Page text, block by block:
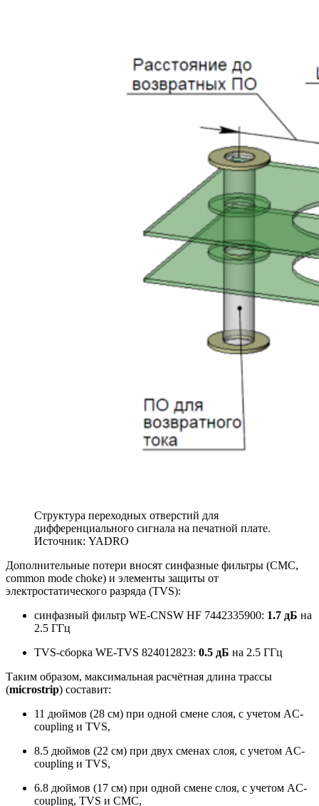
Структура переходных отверстий для
дифференциального сигнала на печатной плате.
Источник: YADRO
Дополнительные потери вносят синфазные фильтры (CMC,
common mode choke) и элементы защиты от
электростатического разряда (TVS):
синфазный фильтр WE-CNSW HF 7442335900: 1.7 дБ на
2.5 ГГц
TVS-сборка WE-TVS 824012823: 0.5 дБ на 2.5 ГГц
Таким образом, максимальная расчётная длина трассы
(microstrip) составит:
11 дюймов (28 см) при одной смене слоя, с учетом AC-
coupling и TVS,
8.5 дюймов (22 см) при двух сменах слоя, с учетом AC-
coupling и TVS,
6.8 дюймов (17 см) при одной смене слоя, с учетом AC-
coupling, TVS и CMC,